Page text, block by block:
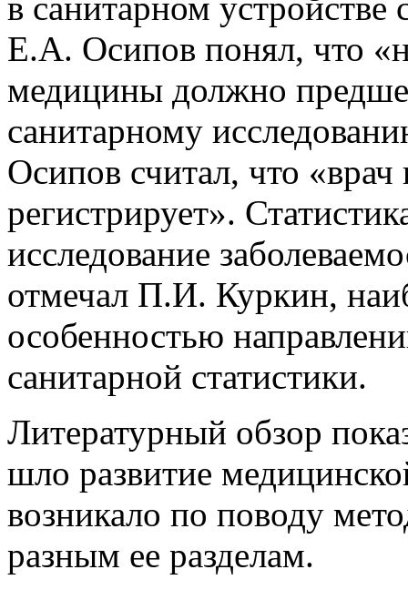
в санитарном устройстве
Е.А. Осипов понял, что
медицины должно
санитарному
Осипов считал, что «врач
регистрирует».
исследование
отмечал П.И. Куркин,
особенностью
санитарной статистики.
Литературный обзор
шло развитие
возникало по поводу
разным ее разделам.